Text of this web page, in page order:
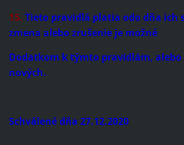
15. Tieto pravidlá platia odo dňa ich
zmena alebo zrušenie je možné
Dodatkom k týmto pravidlám,
nových.
Schválené dňa 27.12.2020